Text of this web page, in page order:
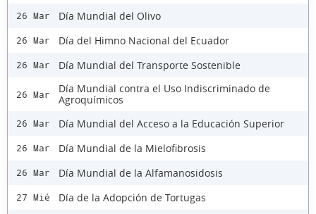
26 Mar Día Mundial del Olivo
26 Mar Día del Himno Nacional del Ecuador
26 Mar Día Mundial del Transporte Sostenible
26 Mar
Día Mundial contra el Uso Indiscriminado de
Agroquímicos
26 Mar Día Mundial del Acceso a la Educación Superior
26 Mar Día Mundial de la Mielofibrosis
26 Mar Día Mundial de la Alfamanosidosis
27 Mié Día de la Adopción de Tortugas